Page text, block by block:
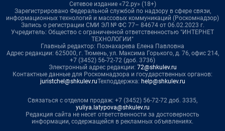
Сетевое издание «72.ру» (18+)
Зарегистрировано Федеральной службой по надзору в сфере связи,
информационных технологий и массовых коммуникаций (Роскомнадзор)
Запись о регистрации СМИ ЭЛ № ФС 77– 84674 от 06.02.2023 г.
Учредитель: Общество с ограниченной ответственностью "ИНТЕРНЕТ
ТЕХНОЛОГИИ"
Главный редактор: Познахарева Елена Павловна
Адрес редакции: 625000, г. Тюмень, ул. Максима Горького, д. 76, офис 214,
+7 (3452) 56-72-72 (доб. 3736)
Электронный адрес редакции: 72@shkulev.ru
Контактные данные для Роскомнадзора и государственных органов:
juristchel@shkulev.ruТехподдержка: help@shkulev.ru
Связаться с отделом продаж: +7 (3452) 56-72-72 доб. 3335,
yuliya.latypova@shkulev.ru
Редакция сайта не несет ответственности за достоверность
информации, содержащейся в рекламных объявлениях.